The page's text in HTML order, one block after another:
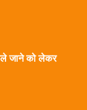
जाने को लेकर